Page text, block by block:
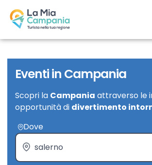
Eventi in Campania
Scopri la Campania attraverso le
opportunità di divertimento
Dove